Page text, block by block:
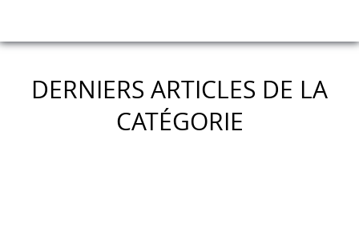
DERNIERS ARTICLES DE LA
CATÉGORIE